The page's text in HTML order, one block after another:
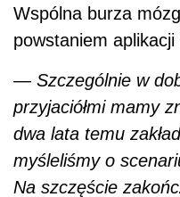
Wspólna burza
powstaniem aplikacji
— Szczególnie w
przyjaciółmi mamy
dwa lata temu
myśleliśmy o
Na szczęście